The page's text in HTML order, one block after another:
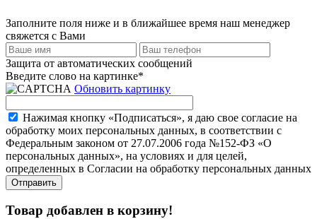
Заполните поля ниже и в ближайшее время наш менеджер
свяжется с Вами
Защита от автоматических сообщений
Введите слово на картинке*
Обновить картинку
Нажимая кнопку «Подписаться», я даю свое согласие на
обработку моих персональных данных, в соответствии с
Федеральным законом от 27.07.2006 года №152-ФЗ «О
персональных данных», на условиях и для целей,
определенных в Согласии на обработку персональных данных
Товар добавлен в корзину!